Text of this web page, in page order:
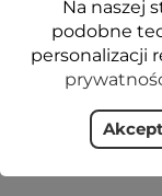
ZOBACZ
Na naszej
podobne
personalizacji